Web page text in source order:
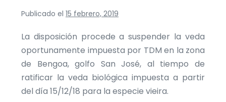
Publicado el 15 febrero, 2019
La disposición procede a suspender la veda
oportunamente impuesta por TDM en la zona
de Bengoa, golfo San José, al tiempo de
ratificar la veda biológica impuesta a partir
del día 15/12/18 para la especie vieira.